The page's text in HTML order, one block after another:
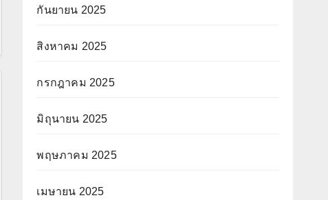
กันยายน 2025
สิงหาคม 2025
กรกฎาคม 2025
มิถุนายน 2025
พฤษภาคม 2025
เมษายน 2025